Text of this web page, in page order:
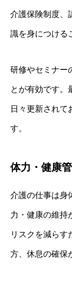
介護保険制度、
識を身につける
研修やセミナー
とが有効です。
日々更新されて
す。
体力・健康
介護の仕事は身
力・健康の維持
リスクを減らす
方、休息の確保